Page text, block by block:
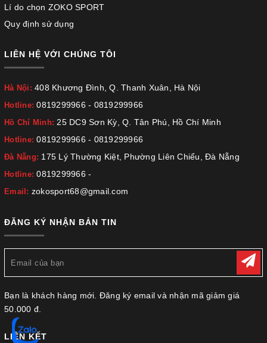
Lí do chọn ZOKO SPORT
Quy định sử dụng
LIÊN HỆ VỚI CHÚNG TÔI
Hà Nội: 408 Khương Đình, Q. Thanh Xuân, Hà Nội
Hotline:0819299966 - 0819299966
Hồ Chí Minh:25 DC9 Sơn Kỳ, Q. Tân Phú, Hồ Chí Minh
Hotline:0819299966 - 0819299966
Đà Nẵng: 175 Lý Thường Kiệt, Phường Liên Chiểu, Đà Nẵng
Hotline:0819299966 -
Email: zokosport68@gmail.com
ĐĂNG KÝ NHẬN BẢN TIN
Bạn là khách hàng mới. Đăng ký email và nhận mã giảm giá
50.000 đ.
LIÊN KẾT